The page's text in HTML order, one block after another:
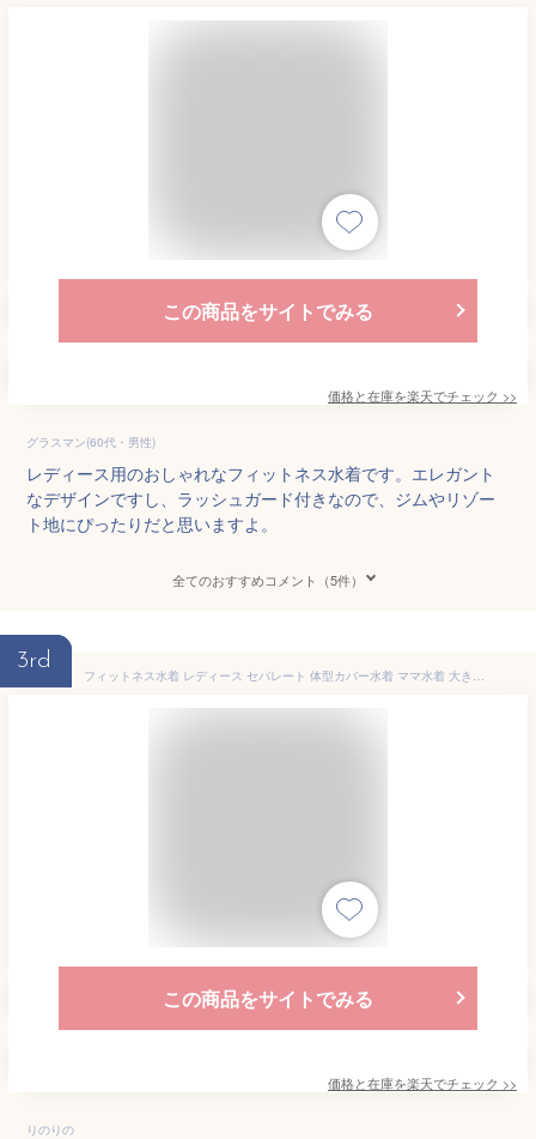
この商品をサイトでみる
価格と在庫を楽天でチェック >>
グラスマン(60代・男性)
レディース用のおしゃれなフィットネス水着です。エレガント
なデザインですし、ラッシュガード付きなので、ジムやリゾー
ト地にぴったりだと思いますよ。
全てのおすすめコメント（5件）
3rd
フィットネス水着 レディース セパレート 体型カバー水着 ママ水着 大きいサイズ おしゃれ かわいい 女性用 レイヤード風 ショートパンツ 水泳帽 ラッシュガード 3点 上下セット 無地 小胸 盛れる 黒 20代 30代 40代 50代 60代 ぽっちゃり 露出控えめ
この商品をサイトでみる
価格と在庫を楽天でチェック >>
りのりの